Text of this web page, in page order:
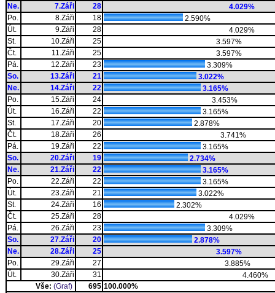
Ne.
7.Záři 28
4.029%
Po.
8.Záři 18
2.590%
Út.
9.Záři 28
4.029%
St.
10.Záři 25
3.597%
Čt.
11.Záři 25
3.597%
Pá.
12.Záři 23
3.309%
So.
13.Záři 21
3.022%
Ne.
14.Záři 22
3.165%
Po.
15.Záři 24
3.453%
Út.
16.Záři 22
3.165%
St.
17.Záři 20
2.878%
Čt.
18.Záři 26
3.741%
Pá.
19.Záři 22
3.165%
So.
20.Záři 19
2.734%
Ne.
21.Záři 22
3.165%
Po.
22.Záři 22
3.165%
Út.
23.Záři 21
3.022%
St.
24.Záři 16
2.302%
Čt.
25.Záři 28
4.029%
Pá.
26.Záři 23
3.309%
So.
27.Záři 20
2.878%
Ne.
28.Záři 25
3.597%
Po.
29.Záři 27
3.885%
Út.
30.Záři 31
4.460%
Vše: (Graf) 695 100.000%